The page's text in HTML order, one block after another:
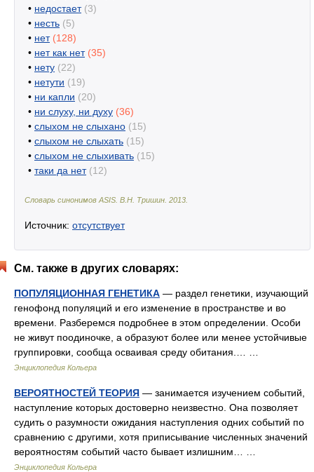
• недостает (3)
• несть (5)
• нет (128)
• нет как нет (35)
• нету (22)
• нетути (19)
• ни капли (20)
• ни слуху, ни духу (36)
• слыхом не слыхано (15)
• слыхом не слыхать (15)
• слыхом не слыхивать (15)
• таки да нет (12)
Словарь синонимов ASIS. В.Н. Тришин 2013
Источник: отсутствует
См. также в других словарях:
ПОПУЛЯЦИОННАЯ ГЕНЕТИКА — раздел генетики, изучающий
генофонд популяций и его изменение в пространстве и во
времени. Разберемся подробнее в этом определении. Особи
не живут поодиночке, а образуют более или менее устойчивые
группировки, сообща осваивая среду обитания.… …
Энциклопедия Кольера
ВЕРОЯТНОСТЕЙ ТЕОРИЯ — занимается изучением событий,
наступление которых достоверно неизвестно. Она позволяет
судить о разумности ожидания наступления одних событий по
сравнению с другими, хотя приписывание численных значений
вероятностям событий часто бывает излишним… …
Энциклопедия Кольера